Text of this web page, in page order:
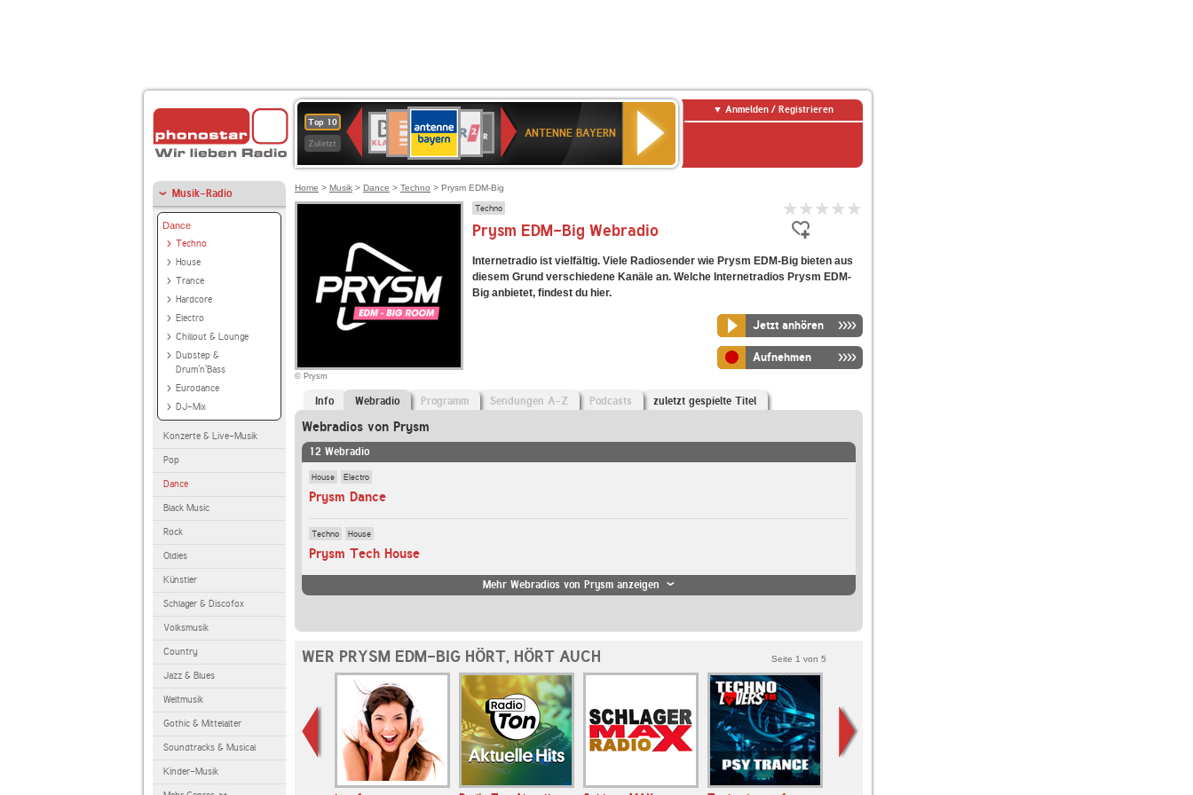
Top 10
Zuletzt
Deutschlandfunk
80er
90er
OLDIE
ANTENNE
SWR3
WDR
4
BR-
KLASSIK
Deutschlandfunk
KulturBAYERN
2
SWR
Kultur
NDR
2
ANTENNE BAYERN
Anmelden / Registrieren
Musik-Radio
Dance
Techno
House
Trance
Hardcore
Electro
Chillout & Lounge
Dubstep &
Drum'n'Bass
Eurodance
DJ-Mix
Konzerte & Live-Musik
Pop
Dance
Black Music
Rock
Oldies
Künstler
Schlager & Discofox
Volksmusik
Country
Jazz & Blues
Weltmusik
Gothic & Mittelalter
Soundtracks & Musical
Kinder-Musik
Home > Musik > Dance > Techno > Prysm EDM-Big
© Prysm
Techno
Prysm EDM-Big Webradio
Internetradio ist vielfältig. Viele Radiosender wie Prysm EDM-Big bieten aus
diesem Grund verschiedene Kanäle an. Welche Internetradios Prysm EDM-
Big anbietet, findest du hier.
Jetzt anhören
Aufnehmen
Info Webradio Programm Sendungen A-Z Podcasts zuletzt gespielte Titel
Webradios von Prysm
12 Webradio
House Electro
Prysm Dance
Techno House
Prysm Tech House
Mehr Webradios von Prysm anzeigen
WER PRYSM EDM-BIG HÖRT, HÖRT AUCH Seite 1 von 5